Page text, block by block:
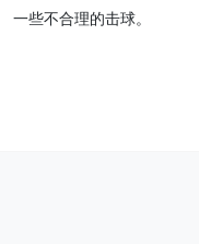
一些不合理的击球。